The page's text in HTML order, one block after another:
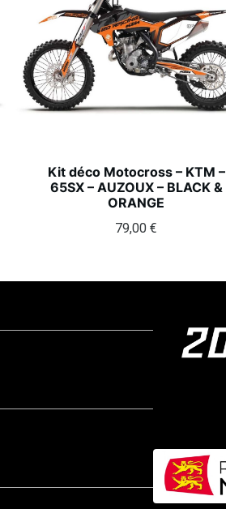
Kit déco Motocross – KTM –
65SX – AUZOUX – BLACK &
ORANGE
79,00€